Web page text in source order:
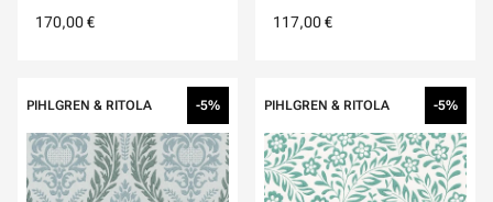
170,00 € 117,00 €
PIHLGREN & RITOLA -5% PIHLGREN & RITOLA -5%